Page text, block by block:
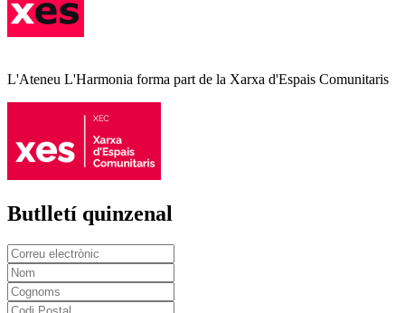
L'Ateneu L'Harmonia forma part de la Xarxa d'Espais Comunitaris
Butlletí quinzenal